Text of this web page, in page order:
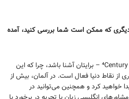
دیگری که ممکن است شما بررسی کنید، آمده
ممکن است نام ⁴Century 21 Global – برایتان آشنا باشد، چرا که این
از نقاط دنیا فعال است. در آلمان، بیش از
خواهید کرد و همچنین می‌توانید در